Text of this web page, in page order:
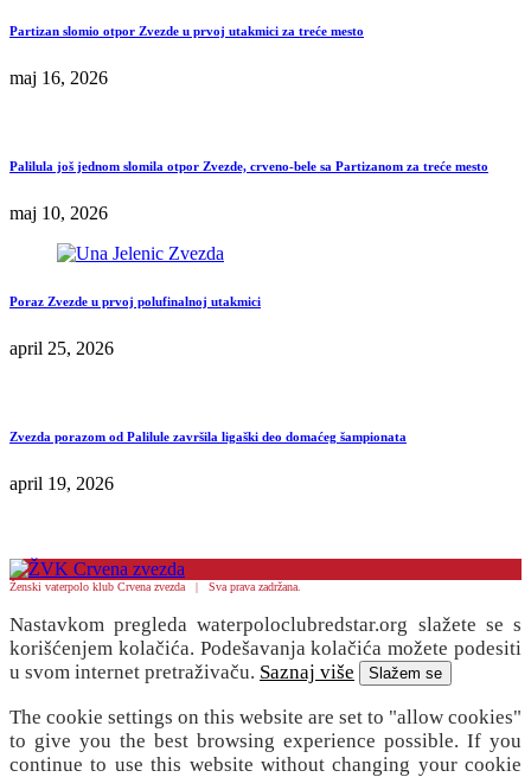
Partizan slomio otpor Zvezde u prvoj utakmici za treće mesto
maj 16, 2026
Palilula još jednom slomila otpor Zvezde, crveno-bele sa Partizanom za treće mesto
maj 10, 2026
Poraz Zvezde u prvoj polufinalnoj utakmici
april 25, 2026
Zvezda porazom od Palilule završila ligaški deo domaćeg šampionata
april 19, 2026
Ženski vaterpolo klub Crvena zvezda | Sva prava zadržana.
Nastavkom pregleda waterpoloclubredstar.org slažete se s
korišćenjem kolačića. Podešavanja kolačića možete podesiti
u svom internet pretraživaču. Saznaj više Slažem se
The cookie settings on this website are set to "allow cookies"
to give you the best browsing experience possible. If you
continue to use this website without changing your cookie